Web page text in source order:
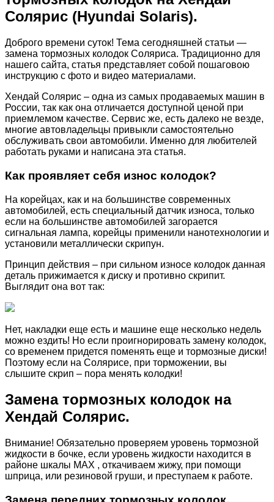
Солярис (Hyundai Solaris).
Доброго времени суток! Тема сегодняшней статьи —
замена тормозных колодок Соляриса. Традиционно для
нашего сайта, статья представляет собой пошаговою
инструкцию с фото и видео материалами.
Хендай Солярис – одна из самых продаваемых машин в
России, так как она отличается доступной ценой при
приемлемом качестве. Сервис же, есть далеко не везде,
многие автовладельцы привыкли самостоятельно
обслуживать свои автомобили. Именно для любителей
работать руками и написана эта статья.
Как проявляет себя износ колодок?
На корейцах, как и на большинстве современных
автомобилей, есть специальный датчик износа, только
если на большинстве автомобилей загорается
сигнальная лампа, корейцы применили нанотехнологии и
установили металлически скрипун.
Принцип действия – при сильном износе колодок данная
деталь прижимается к диску и противно скрипит.
Выглядит она вот так:
Нет, накладки еще есть и машине еще несколько недель
можно ездить! Но если проигнорировать замену колодок,
со временем придется поменять еще и тормозные диски!
Поэтому если на Солярисе, при торможении, вы
слышите скрип – пора менять колодки!
Замена тормозных колодок на
Хендай Солярис.
Внимание! Обязательно проверяем уровень тормозной
жидкости в бочке, если уровень жидкости находится в
районе шкалы MAX , откачиваем жижу, при помощи
шприца, или резиновой груши, и преступаем к работе.